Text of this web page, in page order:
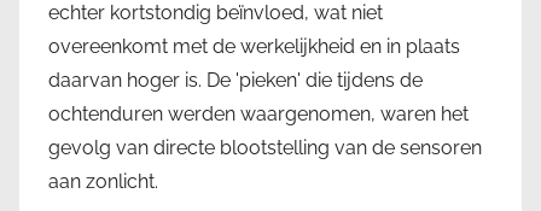
echter kortstondig beïnvloed, wat niet
overeenkomt met de werkelijkheid en in plaats
daarvan hoger is. De 'pieken' die tijdens de
ochtenduren werden waargenomen, waren het
gevolg van directe blootstelling van de sensoren
aan zonlicht.